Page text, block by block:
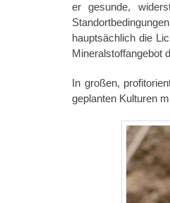
er gesunde,
hauptsächlich die
Mineralstoffangebot
In großen,
geplanten Kulturen